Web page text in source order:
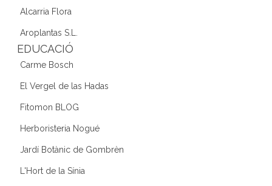
Alcarria Flora
Aroplantas S.L.
EDUCACIÓ
Carme Bosch
El Vergel de las Hadas
Fitomon BLOG
Herboristeria Nogué
Jardí Botànic de Gombrèn
L'Hort de la Sínia